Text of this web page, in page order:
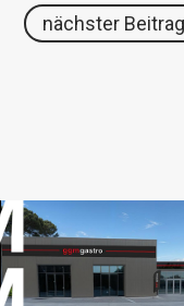
nächster Beitrag